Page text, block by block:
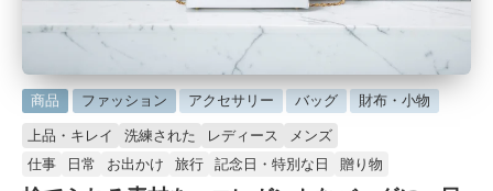
に
済
商品 ファッション アクセサリー バッグ 財布・小物
上品・キレイ 洗練された レディース
メンズ
仕事
日常 お出かけ 旅行 記念日・特別な日 贈り物